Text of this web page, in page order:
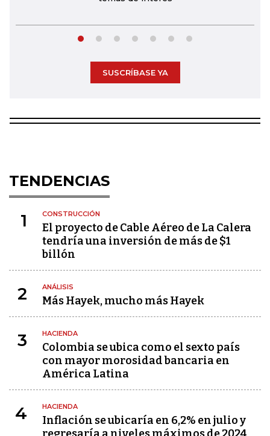
SUSCRÍBASE YA
TENDENCIAS
1 CONSTRUCCIÓN
El proyecto de Cable Aéreo de La Calera
tendría una inversión de más de $1
billón
2 ANÁLISIS
Más Hayek, mucho más Hayek
3 HACIENDA
Colombia se ubica como el sexto país
con mayor morosidad bancaria en
América Latina
4 HACIENDA
Inflación se ubicaría en 6,2% en julio y